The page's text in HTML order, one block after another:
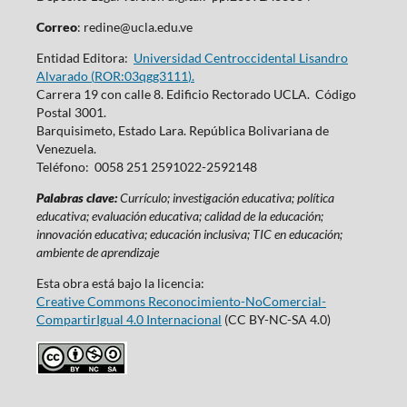
Correo: redine@ucla.edu.ve
Entidad Editora: Universidad Centroccidental Lisandro
Alvarado (ROR:03qgg3111).
Carrera 19 con calle 8. Edificio Rectorado UCLA. Código
Postal 3001.
Barquisimeto, Estado Lara. República Bolivariana de
Venezuela.
Teléfono: 0058 251 2591022-2592148
Palabras clave:Currículo; investigación educativa; política
educativa; evaluación educativa; calidad de la educación;
innovación educativa; educación inclusiva; TIC en educación;
ambiente de aprendizaje
Esta obra está bajo la licencia:
Creative Commons Reconocimiento-NoComercial-
CompartirIgual 4.0 Internacional (CC BY-NC-SA 4.0)